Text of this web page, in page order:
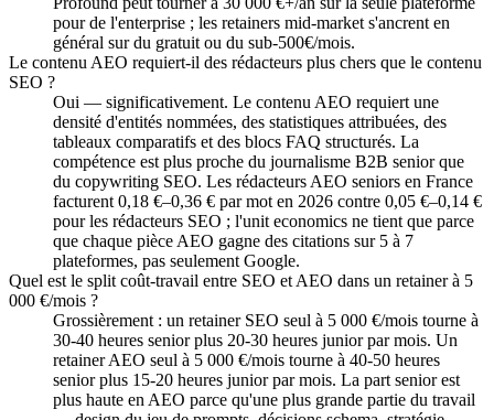
pour de l'enterprise ; les retainers mid-market s'ancrent en
général sur du gratuit ou du sub-500€/mois.
Le contenu AEO requiert-il des rédacteurs plus chers que le contenu
SEO ?
Oui — significativement. Le contenu AEO requiert une
densité d'entités nommées, des statistiques attribuées, des
tableaux comparatifs et des blocs FAQ structurés. La
compétence est plus proche du journalisme B2B senior que
du copywriting SEO. Les rédacteurs AEO seniors en France
facturent 0,18 €–0,36 € par mot en 2026 contre 0,05 €–0,14 €
pour les rédacteurs SEO ; l'unit economics ne tient que parce
que chaque pièce AEO gagne des citations sur 5 à 7
plateformes, pas seulement Google.
Quel est le split coût-travail entre SEO et AEO dans un retainer à 5
000 €/mois ?
Grossièrement : un retainer SEO seul à 5 000 €/mois tourne à
30-40 heures senior plus 20-30 heures junior par mois. Un
retainer AEO seul à 5 000 €/mois tourne à 40-50 heures
senior plus 15-20 heures junior par mois. La part senior est
plus haute en AEO parce qu'une plus grande partie du travail